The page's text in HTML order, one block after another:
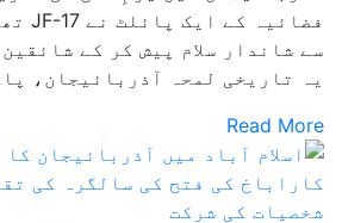
سے شاندار سلام پیش کر کے
یہ تاریخی لمحہ آذربائیجان،
Read More